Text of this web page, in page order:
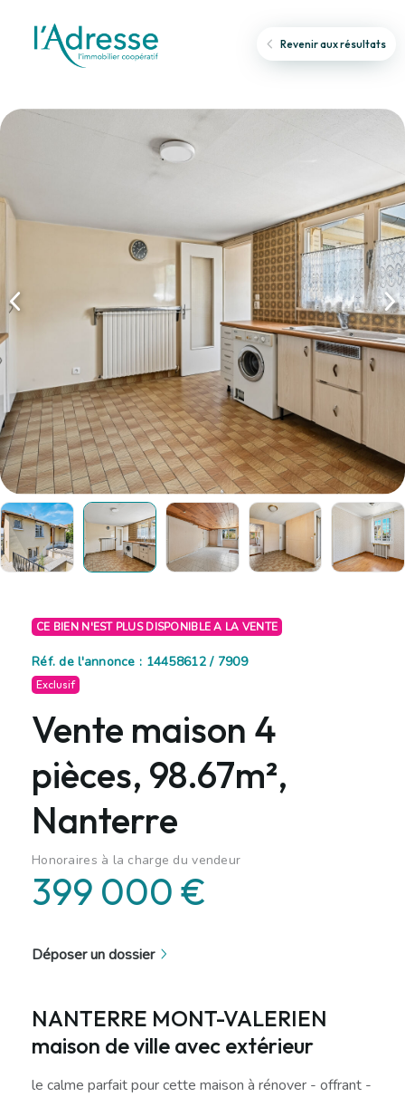
Revenir aux résultats
CE BIEN N'EST PLUS DISPONIBLE A LA VENTE
Réf. de l'annonce : 14458612 / 7909
Exclusif
Vente maison 4
pièces, 98.67m²,
Nanterre
Honoraires à la charge du vendeur
399 000 €
Déposer un dossier
NANTERRE MONT-VALERIEN
maison de ville avec extérieur
le calme parfait pour cette maison à rénover - offrant -